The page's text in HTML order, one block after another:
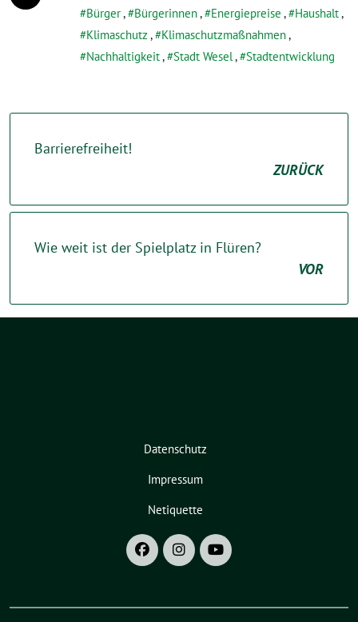
Bürger, Bürgerinnen, Energiepreise , Haushalt,
Klimaschutz , Klimaschutzmaßnahmen,
Nachhaltigkeit, Stadt Wesel, Stadtentwicklung
Barrierefreiheit!
ZURÜCK
Wie weit ist der Spielplatz in Flüren?
VOR
Datenschutz
Impressum
Netiquette